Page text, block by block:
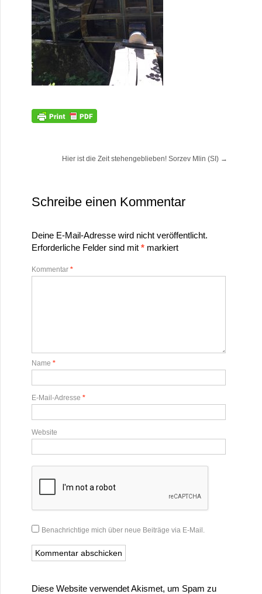
Hier ist die Zeit stehengeblieben! Sorzev Mlin (SI) →
Schreibe einen Kommentar
Deine E-Mail-Adresse wird nicht veröffentlicht.
Erforderliche Felder sind mit *markiert
Kommentar *
Name *
E-Mail-Adresse *
Website
Benachrichtige mich über neue Beiträge via E-Mail.
Diese Website verwendet Akismet, um Spam zu